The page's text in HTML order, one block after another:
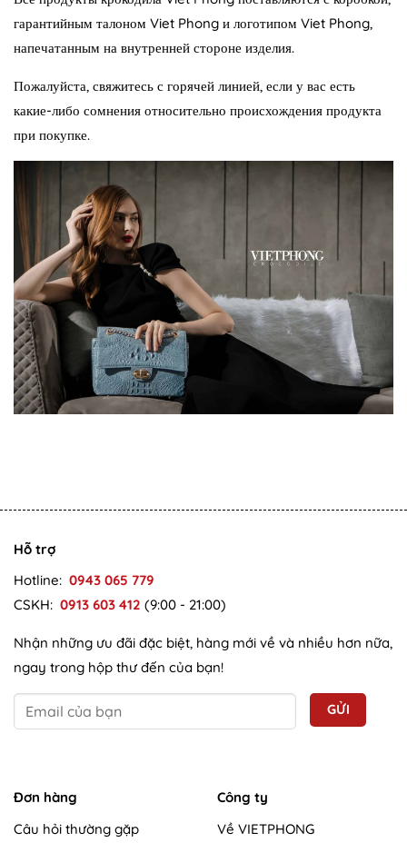
гарантийным талоном Viet Phong и логотипом Viet Phong,
напечатанным на внутренней стороне изделия.
Пожалуйста, свяжитесь с горячей линией, если у вас есть
какие-либо сомнения относительно происхождения продукта
при покупке.
Hỗ trợ
Hotline: 0943 065 779
CSKH: 0913 603 412 (9:00 - 21:00)
Nhận những ưu đãi đặc biệt, hàng mới về và nhiều hơn nữa,
ngay trong hộp thư đến của bạn!
Đơn hàng
Câu hỏi thường gặp
Công ty
Về VIETPHONG